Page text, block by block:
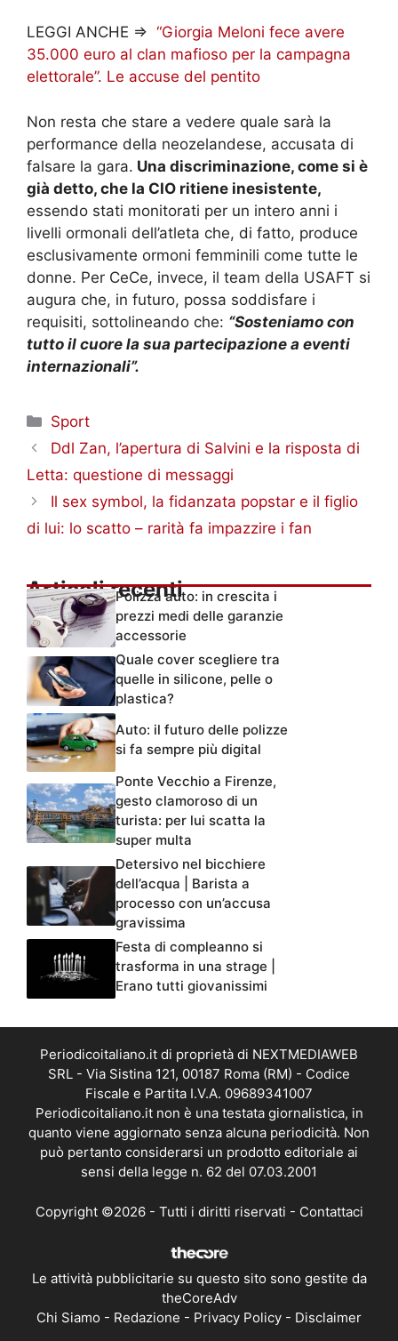
LEGGI ANCHE => “Giorgia Meloni fece avere
35.000 euro al clan mafioso per la campagna
elettorale”. Le accuse del pentito
Non resta che stare a vedere quale sarà la
performance della neozelandese, accusata di
falsare la gara. Una discriminazione, come si è
già detto, che la CIO ritiene inesistente,
essendo stati monitorati per un intero anni i
livelli ormonali dell’atleta che, di fatto, produce
esclusivamente ormoni femminili come tutte le
donne. Per CeCe, invece, il team della USAFT si
augura che, in futuro, possa soddisfare i
requisiti, sottolineando che: “Sosteniamo con
tutto il cuore la sua partecipazione a eventi
internazionali”.
Categorie
Sport
Ddl Zan, l’apertura di Salvini e la risposta di
Letta: questione di messaggi
Il sex symbol, la fidanzata popstar e il figlio
di lui: lo scatto – rarità fa impazzire i fan
Articoli recentiPolizza auto: in crescita i
prezzi medi delle garanzie
accessorie
Quale cover scegliere tra
quelle in silicone, pelle o
plastica?
Auto: il futuro delle polizze
si fa sempre più digital
Ponte Vecchio a Firenze,
gesto clamoroso di un
turista: per lui scatta la
super multa
Detersivo nel bicchiere
dell’acqua | Barista a
processo con un’accusa
gravissima
Festa di compleanno si
trasforma in una strage |
Erano tutti giovanissimi
Periodicoitaliano.it di proprietà di NEXTMEDIAWEB
SRL - Via Sistina 121, 00187 Roma (RM) - Codice
Fiscale e Partita I.V.A. 09689341007
Periodicoitaliano.it non è una testata giornalistica, in
quanto viene aggiornato senza alcuna periodicità. Non
può pertanto considerarsi un prodotto editoriale ai
sensi della legge n. 62 del 07.03.2001
Copyright ©2026 - Tutti i diritti riservati - Contattaci
Le attività pubblicitarie su questo sito sono gestite da
theCoreAdv
Chi Siamo - Redazione - Privacy Policy - Disclaimer